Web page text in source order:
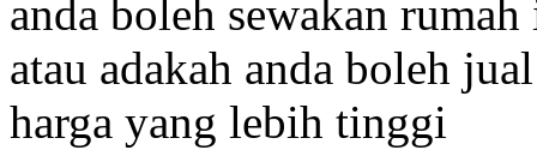
anda boleh sewakan
atau adakah anda boleh
harga yang lebih tinggi